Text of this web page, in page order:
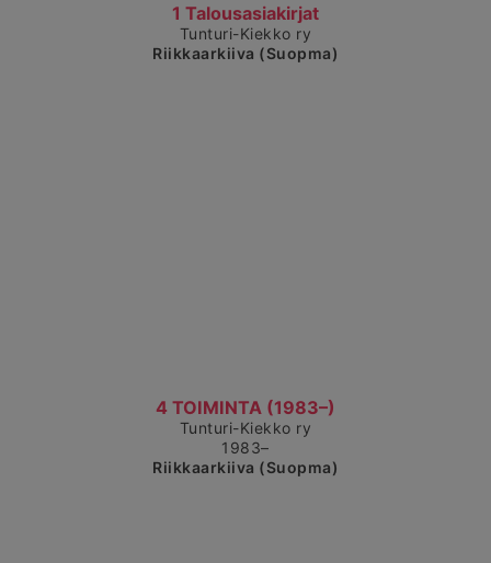
1 Talousasiakirjat
Čájet dárkkes dieđuid
Tunturi-Kiekko ry
Riikkaarkiiva (Suopma)
4 TOIMINTA (1983–)
Čájet dárkkes dieđuid
Tunturi-Kiekko ry
1983–
Riikkaarkiiva (Suopma)